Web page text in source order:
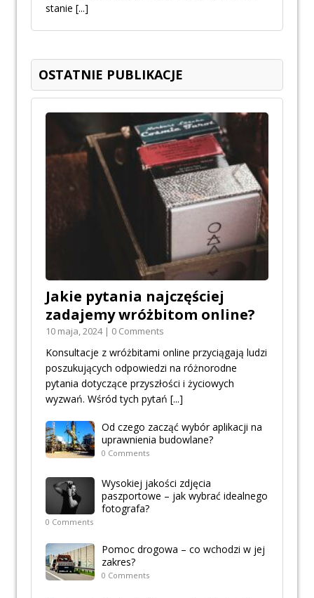
stanie [...]
OSTATNIE PUBLIKACJE
Jakie pytania najczęściej
zadajemy wróżbitom online?
10 maja, 2024 | 0 Comments
Konsultacje z wróżbitami online przyciągają ludzi
poszukujących odpowiedzi na różnorodne
pytania dotyczące przyszłości i życiowych
wyzwań. Wśród tych pytań [...]
Od czego zacząć wybór aplikacji na
uprawnienia budowlane?
0 Comments
Wysokiej jakości zdjęcia
paszportowe – jak wybrać idealnego
fotografa?
0 Comments
Pomoc drogowa – co wchodzi w jej
zakres?
0 Comments